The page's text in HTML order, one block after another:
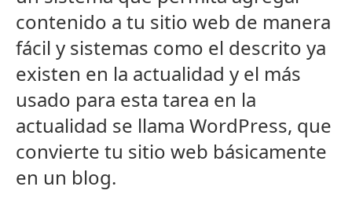
contenido a tu sitio web de manera
fácil y sistemas como el descrito ya
existen en la actualidad y el más
usado para esta tarea en la
actualidad se llama WordPress, que
convierte tu sitio web básicamente
en un blog.